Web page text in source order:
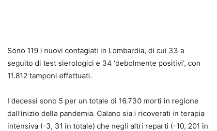
Sono 119 i nuovi contagiati in Lombardia, di cui 33 a
seguito di test sierologici e 34 ‘debolmente positivi’, con
11.812 tamponi effettuati.
I decessi sono 5 per un totale di 16.730 morti in regione
dall’inizio della pandemia. Calano sia i ricoverati in terapia
intensiva (-3, 31 in totale) che negli altri reparti (-10, 201 in